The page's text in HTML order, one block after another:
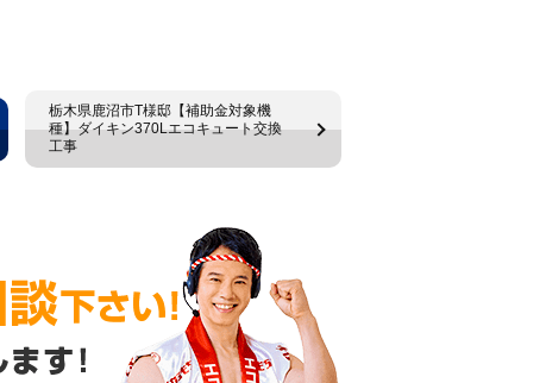
栃木県鹿沼市T様邸【補助金対象機
種】ダイキン370Lエコキュート交換
工事